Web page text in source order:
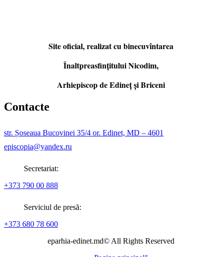
Site oficial, realizat cu binecuvîntarea
Înaltpreasfințitului Nicodim,
Arhiepiscop de Edineţ şi Briceni
Contacte
str. Șoseaua Bucovinei 35/4 or. Edinet, MD – 4601
episcopia@yandex.ru
Secretariat:
+373 790 00 888
Serviciul de presă:
+373 680 78 600
eparhia-edinet.md© All Rights Reserved